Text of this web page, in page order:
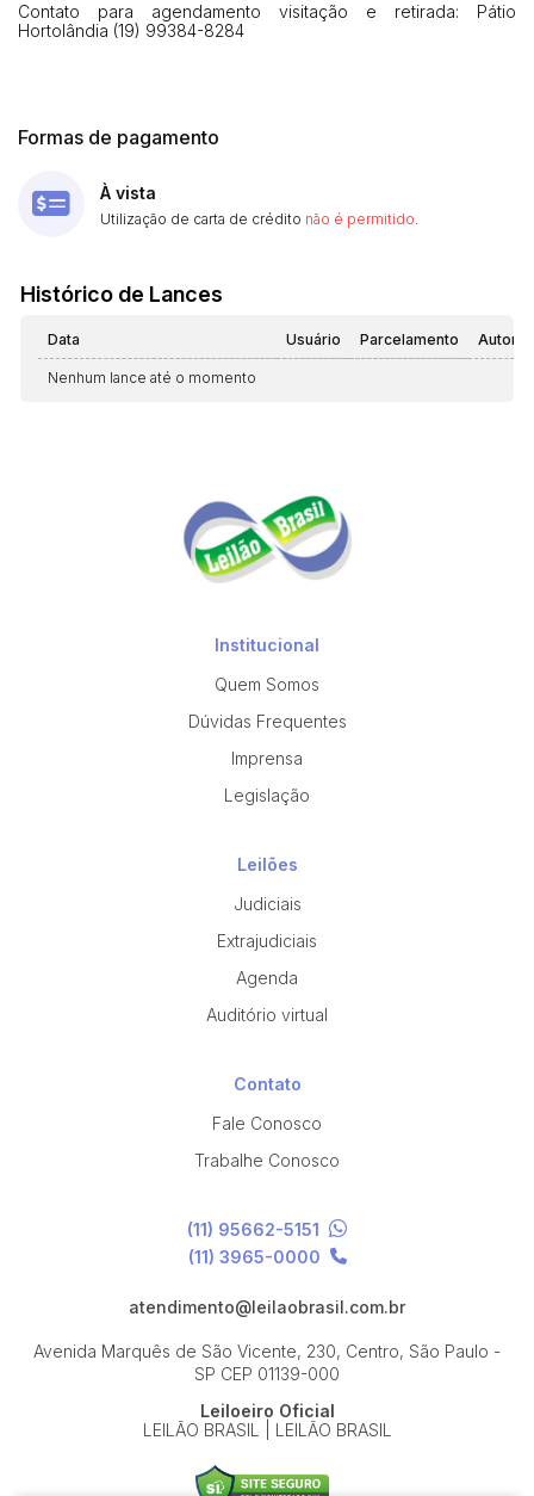
Contato para agendamento visitação e retirada: Pátio
Hortolândia (19) 99384-8284
Formas de pagamento
À vista
Utilização de carta de crédito não é permitido
Histórico de Lances
Data Usuário Parcelamento
Nenhum lance até o momento
Institucional
Quem Somos
Dúvidas Frequentes
Imprensa
Legislação
Leilões
Judiciais
Extrajudiciais
Agenda
Auditório virtual
Contato
Fale Conosco
Trabalhe Conosco
(11) 95662-5151
(11) 3965-0000
atendimento@leilaobrasil.com.br
Avenida Marquês de São Vicente, 230, Centro, São Paulo -
SP CEP 01139-000
Leiloeiro Oficial
LEILÃO BRASIL | LEILÃO BRASIL